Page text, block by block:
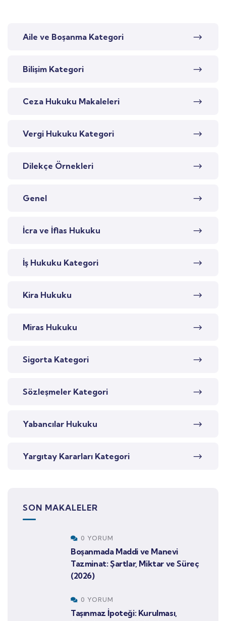
Aile ve Boşanma Kategori
Bilişim Kategori
Ceza Hukuku Makaleleri
Vergi Hukuku Kategori
Dilekçe Örnekleri
Genel
İcra ve İflas Hukuku
İş Hukuku Kategori
Kira Hukuku
Miras Hukuku
Sigorta Kategori
Sözleşmeler Kategori
Yabancılar Hukuku
Yargıtay Kararları Kategori
SON MAKALELER
0 YORUM
Boşanmada Maddi ve Manevi
Tazminat: Şartlar, Miktar ve Süreç
(2026)
0 YORUM
Taşınmaz İpoteği: Kurulması,